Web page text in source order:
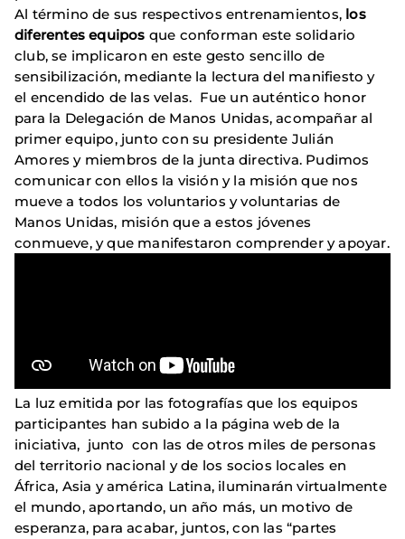
Al término de sus respectivos entrenamientos, los
diferentes equipos que conforman este solidario
club, se implicaron en este gesto sencillo de
sensibilización, mediante la lectura del manifiesto y
el encendido de las velas. Fue un auténtico honor
para la Delegación de Manos Unidas, acompañar al
primer equipo, junto con su presidente Julián
Amores y miembros de la junta directiva. Pudimos
comunicar con ellos la visión y la misión que nos
mueve a todos los voluntarios y voluntarias de
Manos Unidas, misión que a estos jóvenes
conmueve, y que manifestaron comprender y apoyar.
La luz emitida por las fotografías que los equipos
participantes han subido a la página web de la
iniciativa, junto con las de otros miles de personas
del territorio nacional y de los socios locales en
África, Asia y américa Latina, iluminarán virtualmente
el mundo, aportando, un año más, un motivo de
esperanza, para acabar, juntos, con las “partes